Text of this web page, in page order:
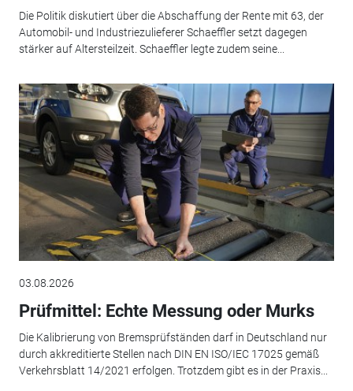
Die Politik diskutiert über die Abschaffung der Rente mit 63, der
Automobil- und Industriezulieferer Schaeffler setzt dagegen
stärker auf Altersteilzeit. Schaeffler legte zudem seine...
03.08.2026
Prüfmittel: Echte Messung oder Murks
Die Kalibrierung von Bremsprüfständen darf in Deutschland nur
durch akkreditierte Stellen nach DIN EN ISO/IEC 17025 gemäß
Verkehrsblatt 14/2021 erfolgen. Trotzdem gibt es in der Praxis...